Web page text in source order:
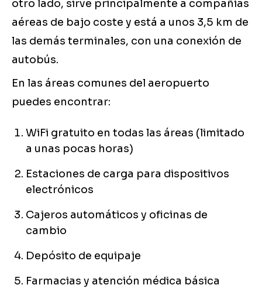
otro lado, sirve principalmente a compañías
aéreas de bajo coste y está a unos 3,5 km de
las demás terminales, con una conexión de
autobús.
En las áreas comunes del aeropuerto
puedes encontrar:
WiFi gratuito en todas las áreas (limitado
a unas pocas horas)
Estaciones de carga para dispositivos
electrónicos
Cajeros automáticos y oficinas de
cambio
Depósito de equipaje
Farmacias y atención médica básica